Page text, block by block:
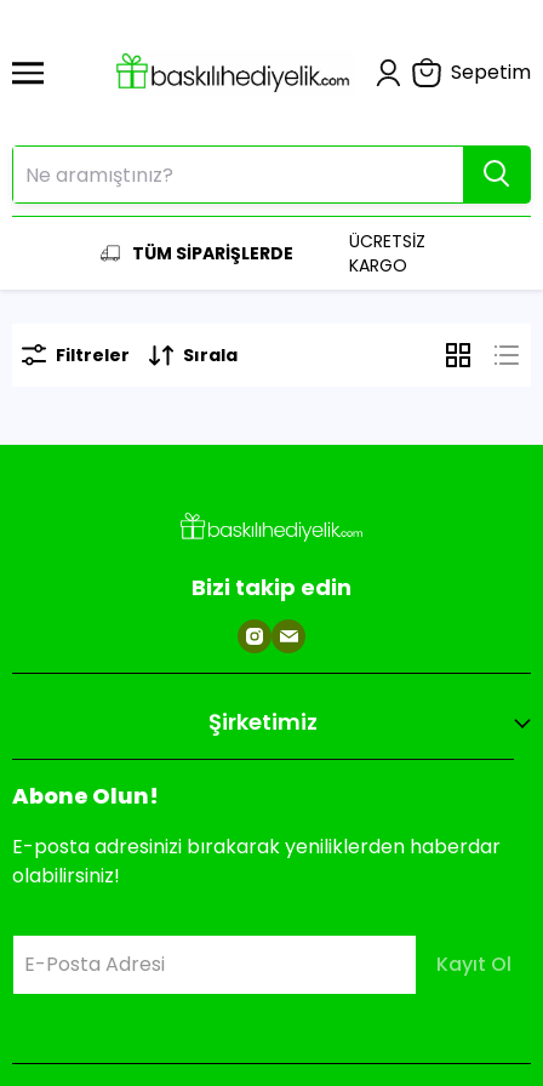
Sepetim
TÜM SİPARİŞLERDE
ÜCRETSİZ
KARGO
Filtreler Sırala
Bizi takip edin
Şirketimiz
Abone Olun!
E-posta adresinizi bırakarak yeniliklerden haberdar
olabilirsiniz!
E-Posta Adresi Kayıt Ol